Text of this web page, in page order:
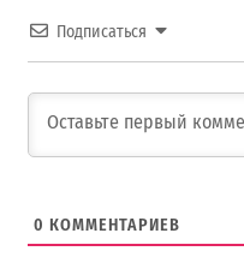
Подписаться
0 КОММЕНТАРИЕВ